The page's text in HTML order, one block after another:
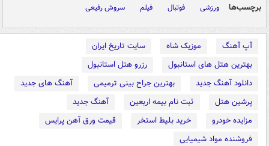
برچسب‌ها ورزشی فوتبال فیلم سروش رفیعی
آپ آهنگ موزیک شاه
سایت تاریخ ایران
بهترین هتل های استانبول
رزرو هتل استانبول
دانلود آهنگ جدید
بهترین جراح بینی ترمیمی
آهنگ های جدید
پرشین هتل
ثبت نام بیمه اربعین
آهنگ جدید
مزایده خودرو
خرید بلیط استخر
قیمت ورق آهن پرایس
فروشنده مواد شیمیایی